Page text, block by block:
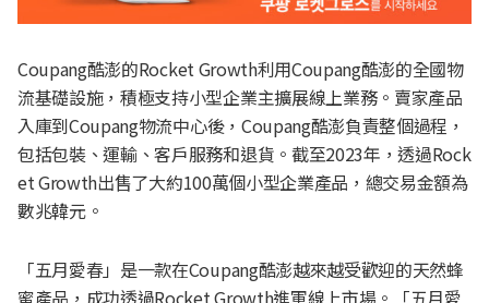
Coupang酷澎的Rocket Growth利用Coupang酷澎的全國物
流基礎設施，積極支持小型企業主擴展線上業務。賣家產品
入庫到Coupang物流中心後，Coupang酷澎負責整個過程，
包括包裝、運輸、客戶服務和退貨。截至2023年，透過Rock
et Growth出售了大約100萬個小型企業產品，總交易金額為
數兆韓元。
「五月愛春」是一款在Coupang酷澎越來越受歡迎的天然蜂
蜜產品，成功透過Rocket Growth進軍線上市場。「五月愛